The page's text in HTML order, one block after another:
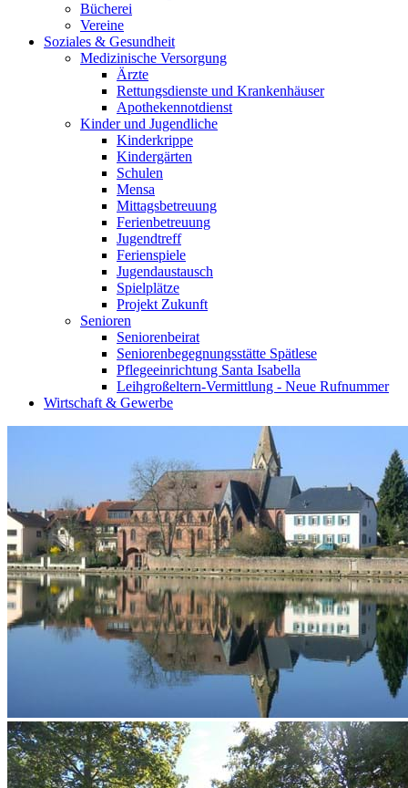
Bücherei
Vereine
Soziales & Gesundheit
Medizinische Versorgung
Ärzte
Rettungsdienste und Krankenhäuser
Apothekennotdienst
Kinder und Jugendliche
Kinderkrippe
Kindergärten
Schulen
Mensa
Mittagsbetreuung
Ferienbetreuung
Jugendtreff
Ferienspiele
Jugendaustausch
Spielplätze
Projekt Zukunft
Senioren
Seniorenbeirat
Seniorenbegegnungsstätte Spätlese
Pflegeeinrichtung Santa Isabella
Leihgroßeltern-Vermittlung - Neue Rufnummer
Wirtschaft & Gewerbe